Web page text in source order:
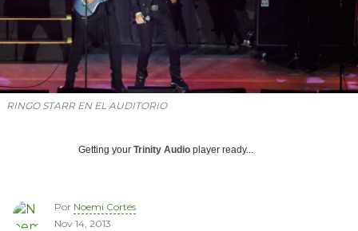
RINGO STARR EN EL AUDITORIO
Getting your Trinity Audio player ready...
Por Noemi Cortés
Nov 14, 2013